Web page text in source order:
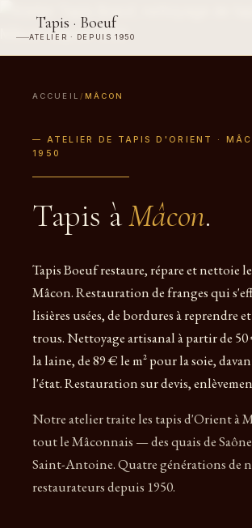
Tapis · Boeuf
ATELIER · DEPUIS 1950
ACCUEIL / MÂCON
— ATELIER DE TAPIS D'ORIENT ·
1950
Tapis àMâcon.
Tapis Boeuf restaure, répare et nettoie
Mâcon. Restauration de franges qui
lisières usées, de bordures à reprendre
trous. Nettoyage artisanal à partir de
la laine, de 89 € le m² pour la soie,
l'état. Restauration sur devis,
Notre atelier traite les tapis d'Orient à
tout le Mâconnais — des quais de
Saint-Antoine. Quatre générations de
restaurateurs depuis 1950.